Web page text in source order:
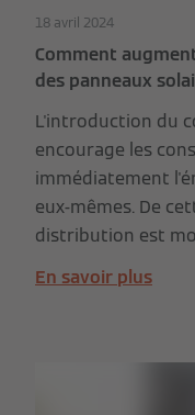
18 avril 2024
Comment
des panneaux
L'introduction du
encourage les
immédiatement
eux-mêmes. De
distribution est
d'augmenter sa
% ou plus. Cela
En savoir plus